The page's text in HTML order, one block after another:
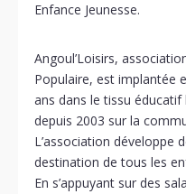
Enfance Jeunesse.
Angoul’Loisirs,
Populaire, est implantée
ans dans le tissu
depuis 2003 sur la
L’association développe
destination de tous les
En s’appuyant sur des